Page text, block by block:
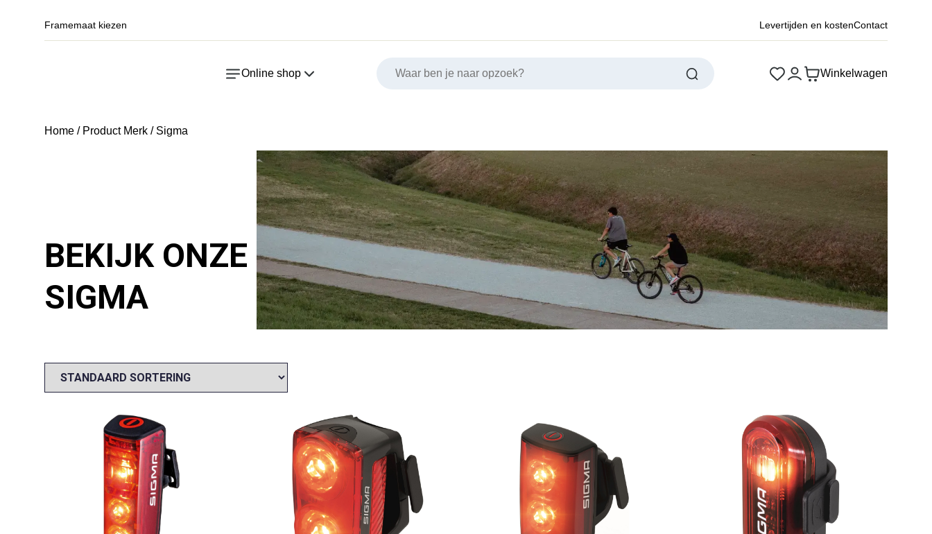
Framemaat kiezen Levertijden en kostenContact
Online shop Winkelwagen
Home / Product Merk / Sigma
BEKIJK ONZE
SIGMA